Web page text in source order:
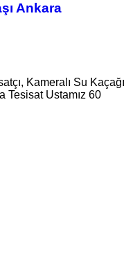
Ankara
Kameralı Su Kaçağı
Tesisat Ustamız 60